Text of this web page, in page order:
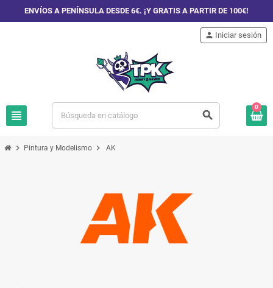
ENVÍOS A PENÍNSULA DESDE 6€. ¡Y GRATIS A PARTIR DE 100€!
view_headline search
person Iniciar sesión
0
chevron_right Pintura y Modelismo chevron_right AK